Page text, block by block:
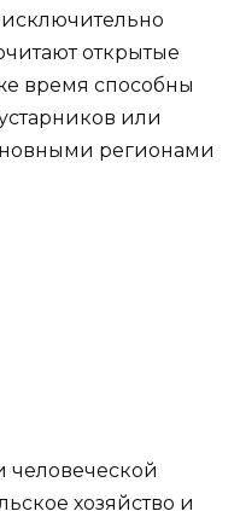
открытые
время способны
или
регионами
человеческой
хозяйство и